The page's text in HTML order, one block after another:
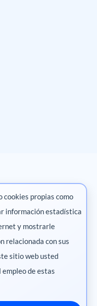
digital
Pharma
cookies propias como
información estadística
y mostrarle
relacionada con sus
sitio web usted
empleo de estas